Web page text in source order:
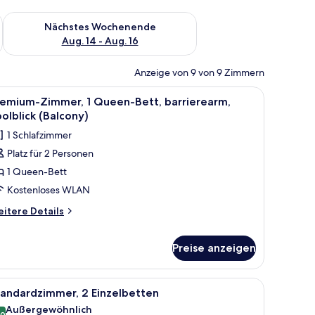
Aug. 7 - Aug. 9.
Nächstes Wochenende
Aug. 14 - Aug. 16
Überprüfe die Verfügbarkeit für nächstes Wochenende, Aug.
Anzeige von 9 von 9 Zimmern
Waschtisch, weißem Waschbecken und einer Duschkabine.
Ein ordentlich bezogenes Bett mit weißen
5
Zimmer, 1 Queen-Bett, barrierearm,
(Balcony)
1 Schlafzimmer
Platz für 2 Personen
1 Queen-Bett
Kostenloses WLAN
Details
Preise anzeigen
Schreibtisch mit Lampe, einem Sessel, einem kleinen Tisch und einem an
10 2 Einzelbetten
Außergewöhnlich